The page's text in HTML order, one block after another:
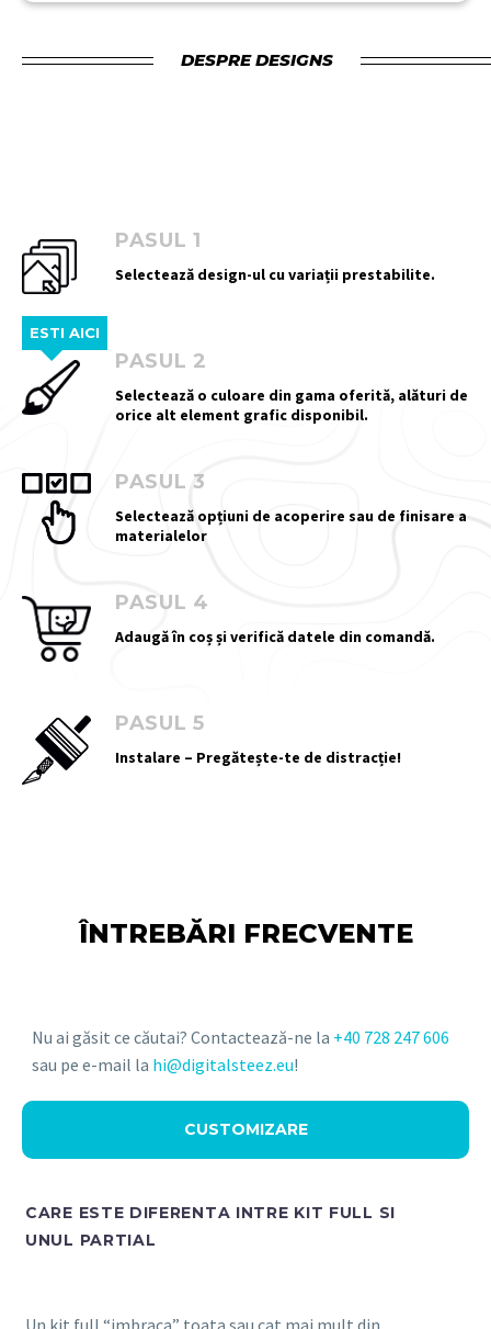
DESPRE DESIGNS
PASUL 1
Selectează design-ul cu variații prestabilite.
ESTI AICI
PASUL 2
Selectează o culoare din gama oferită, alături de
orice alt element grafic disponibil.
PASUL 3
Selectează opțiuni de acoperire sau de finisare a
materialelor
PASUL 4
Adaugă în coș și verifică datele din comandă.
PASUL 5
Instalare – Pregătește-te de distracție!
ÎNTREBĂRI FRECVENTE
Nu ai găsit ce căutai? Contactează-ne la +40 728 247 606
sau pe e-mail la hi@digitalsteez.eu!
CUSTOMIZARE
CARE ESTE DIFERENTA INTRE KIT FULL SI
UNUL PARTIAL
Un kit full “imbraca” toata sau cat mai mult din